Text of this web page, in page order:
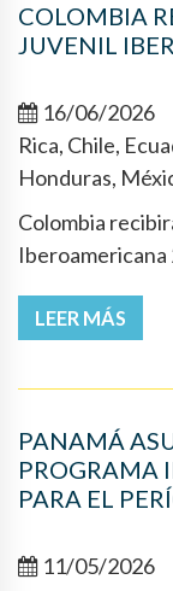
COLOMBIA
JUVENIL
16/06/2026
Rica, Chile,
Honduras,
Colombia
Iberoamericana
LEER MÁS
PANAMÁ
PROGRAMA
PARA EL
11/05/2026